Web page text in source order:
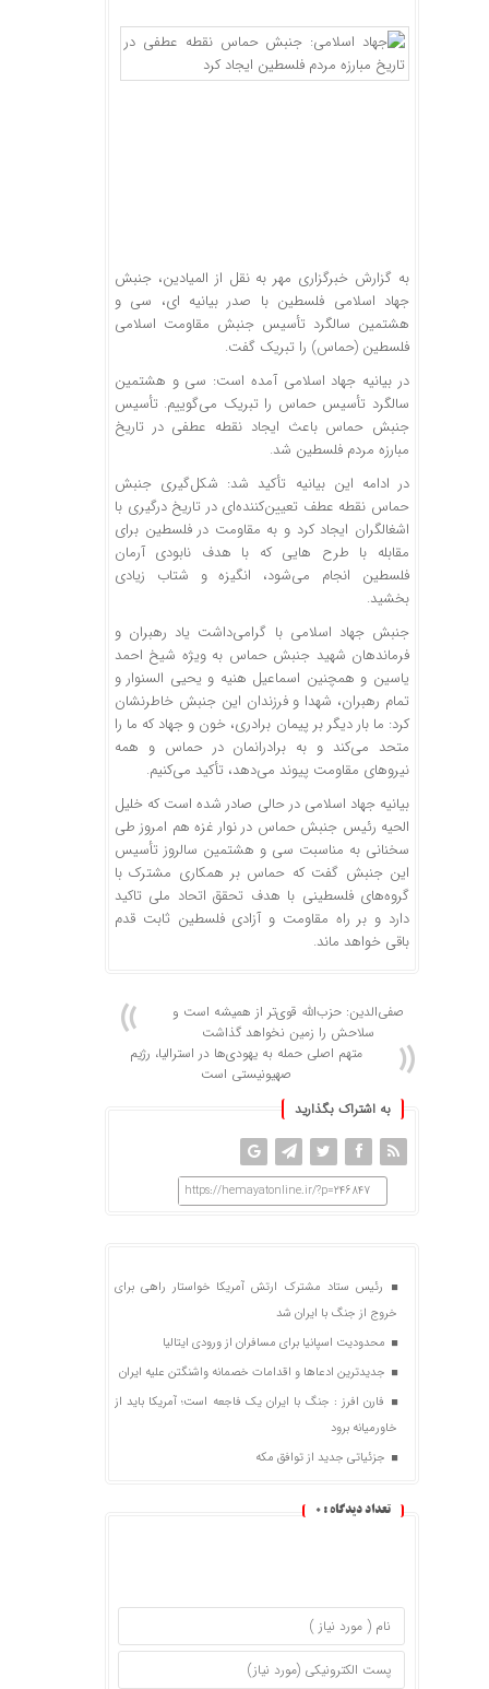
به گزارش خبرگزاری مهر به نقل از المیادین، جنبش
جهاد اسلامی فلسطین با صدر بیانیه ای، سی و
هشتمین سالگرد تأسیس جنبش مقاومت اسلامی
فلسطین (حماس) را تبریک گفت.
در بیانیه جهاد اسلامی آمده است: سی و هشتمین
سالگرد تأسیس حماس را تبریک می‌گوییم. تأسیس
جنبش حماس باعث ایجاد نقطه عطفی در تاریخ
مبارزه مردم فلسطین شد.
در ادامه این بیانیه تأکید شد: شکل‌گیری جنبش
حماس نقطه عطف تعیین‌کننده‌ای در تاریخ درگیری با
اشغالگران ایجاد کرد و به مقاومت در فلسطین برای
مقابله با طرح هایی که با هدف نابودی آرمان
فلسطین انجام می‌شود، انگیزه و شتاب زیادی
بخشید.
جنبش جهاد اسلامی با گرامی‌داشت یاد رهبران و
فرماندهان شهید جنبش حماس به ویژه شیخ احمد
یاسین و همچنین اسماعیل هنیه و یحیی السنوار و
تمام رهبران، شهدا و فرزندان این جنبش خاطرنشان
کرد: ما بار دیگر بر پیمان برادری، خون و جهاد که ما را
متحد می‌کند و به برادرانمان در حماس و همه
نیروهای مقاومت پیوند می‌دهد، تأکید می‌کنیم.
بیانیه جهاد اسلامی در حالی صادر شده است که خلیل
الحیه رئیس جنبش حماس در نوار غزه هم امروز طی
سخنانی به مناسبت سی و هشتمین سالروز تأسیس
این جنبش گفت که حماس بر همکاری مشترک با
گروه‌های فلسطینی با هدف تحقق اتحاد ملی تاکید
دارد و بر راه مقاومت و آزادی فلسطین ثابت قدم
باقی خواهد ماند.
صفی‌الدین: حزب‌الله قوی‌تر از همیشه است و
سلاحش را زمین نخواهد گذاشت
متهم اصلی حمله به یهودی‌ها در استرالیا، رژیم
صهیونیستی است
به اشتراک بگذارید
https://hemayatonline.ir/?p=246847
رئیس ستاد مشترک ارتش آمریکا خواستار راهی برای
خروج از جنگ با ایران شد
محدودیت اسپانیا برای مسافران از ورودی ایتالیا
جدیدترین ادعاها و اقدامات خصمانه واشنگتن علیه ایران
فارن افرز : جنگ با ایران یک فاجعه است؛ آمریکا باید از
خاورمیانه برود
جزئیاتی جدید از توافق مکه
تعداد دیدگاه : 0